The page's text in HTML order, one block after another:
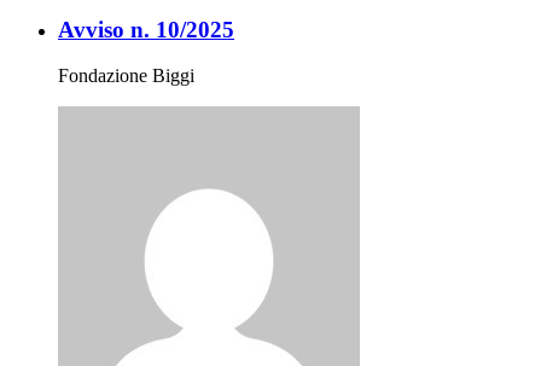
Avviso n. 10/2025
Fondazione Biggi